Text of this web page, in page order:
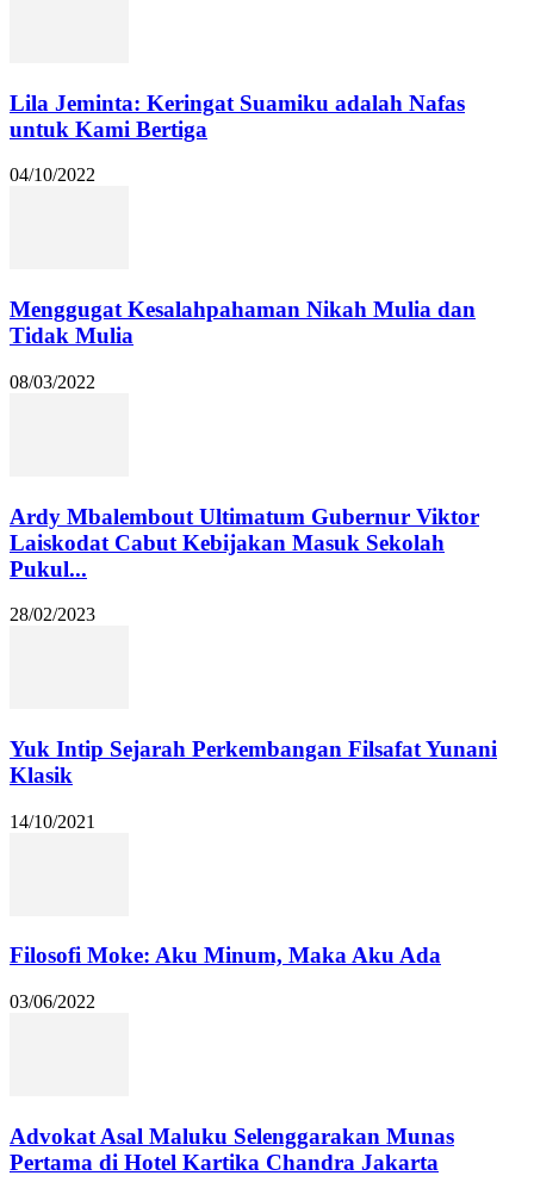
Lila Jeminta: Keringat Suamiku adalah Nafas
untuk Kami Bertiga
04/10/2022
Menggugat Kesalahpahaman Nikah Mulia dan
Tidak Mulia
08/03/2022
Ardy Mbalembout Ultimatum Gubernur Viktor
Laiskodat Cabut Kebijakan Masuk Sekolah
Pukul...
28/02/2023
Yuk Intip Sejarah Perkembangan Filsafat Yunani
Klasik
14/10/2021
Filosofi Moke: Aku Minum, Maka Aku Ada
03/06/2022
Advokat Asal Maluku Selenggarakan Munas
Pertama di Hotel Kartika Chandra Jakarta